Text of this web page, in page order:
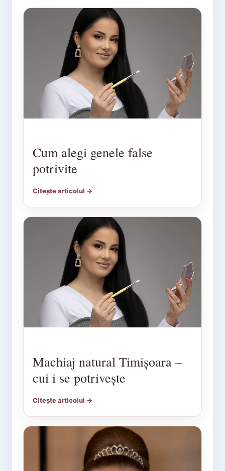
Cum alegi genele false
potrivite
Citește articolul →
Machiaj natural Timișoara –
cui i se potrivește
Citește articolul →